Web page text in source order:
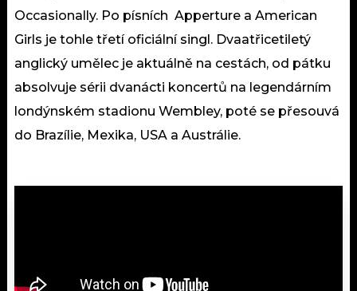
Occasionally. Po písních Apperture a American
Girls je tohle třetí oficiální singl. Dvaatřicetiletý
anglický umělec je aktuálně na cestách, od pátku
absolvuje sérii dvanácti koncertů na legendárním
londýnském stadionu Wembley, poté se přesouvá
do Brazílie, Mexika, USA a Austrálie.